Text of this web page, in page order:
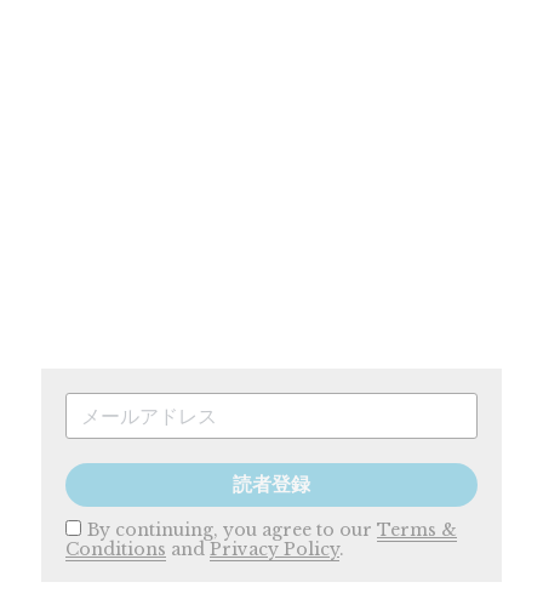
読者登録
By continuing, you agree to our Terms &
Conditions and Privacy Policy.